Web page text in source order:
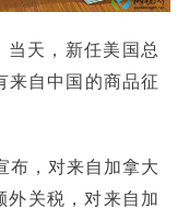
天，新任美国总
来自中国的商品征
布，对来自加拿大
外关税，对来自加